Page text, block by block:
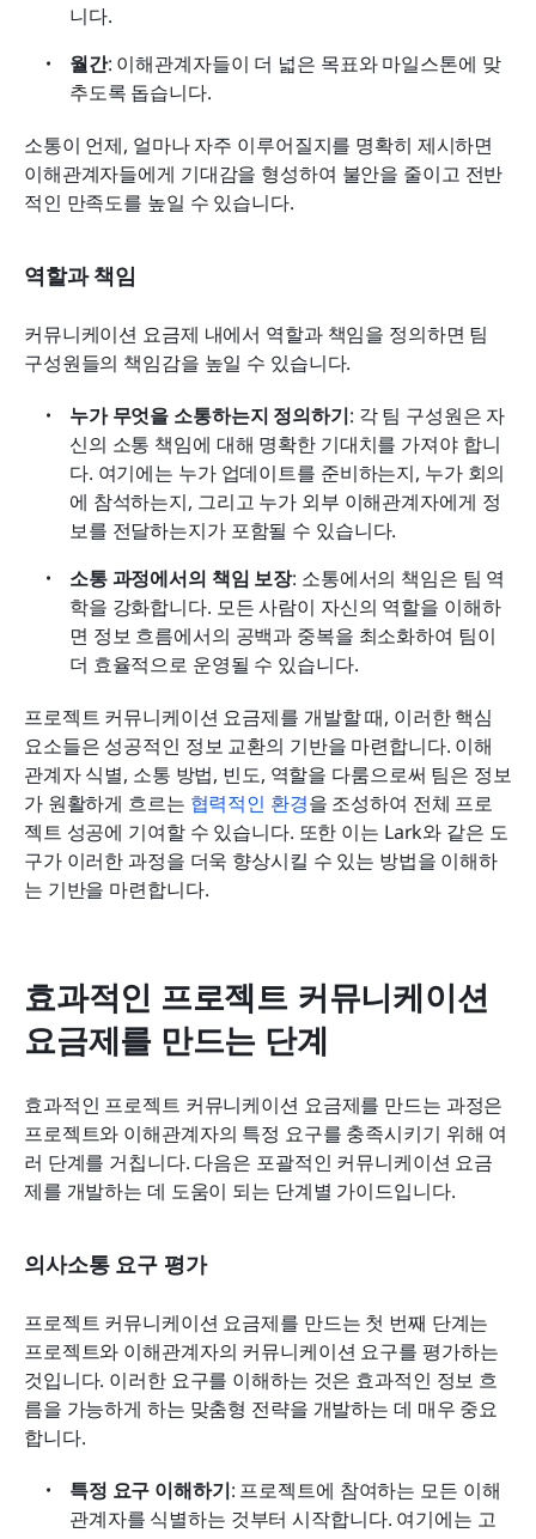
니다.
월간: 이해관계자들이 더 넓은 목표와 마일스톤에 맞
추도록 돕습니다.
소통이 언제, 얼마나 자주 이루어질지를 명확히 제시하면
이해관계자들에게 기대감을 형성하여 불안을 줄이고 전반
적인 만족도를 높일 수 있습니다.
역할과 책임
커뮤니케이션 요금제 내에서 역할과 책임을 정의하면 팀
구성원들의 책임감을 높일 수 있습니다.
누가 무엇을 소통하는지 정의하기: 각 팀 구성원은 자
신의 소통 책임에 대해 명확한 기대치를 가져야 합니
다. 여기에는 누가 업데이트를 준비하는지, 누가 회의
에 참석하는지, 그리고 누가 외부 이해관계자에게 정
보를 전달하는지가 포함될 수 있습니다.
소통 과정에서의 책임 보장: 소통에서의 책임은 팀 역
학을 강화합니다. 모든 사람이 자신의 역할을 이해하
면 정보 흐름에서의 공백과 중복을 최소화하여 팀이
더 효율적으로 운영될 수 있습니다.
프로젝트 커뮤니케이션 요금제를 개발할 때, 이러한 핵심
요소들은 성공적인 정보 교환의 기반을 마련합니다. 이해
관계자 식별, 소통 방법, 빈도, 역할을 다룸으로써 팀은 정보
가 원활하게 흐르는 협력적인 환경을 조성하여 전체 프로
젝트 성공에 기여할 수 있습니다. 또한 이는 Lark와 같은 도
구가 이러한 과정을 더욱 향상시킬 수 있는 방법을 이해하
는 기반을 마련합니다.
효과적인 프로젝트 커뮤니케이션
요금제를 만드는 단계
효과적인 프로젝트 커뮤니케이션 요금제를 만드는 과정은
프로젝트와 이해관계자의 특정 요구를 충족시키기 위해 여
러 단계를 거칩니다. 다음은 포괄적인 커뮤니케이션 요금
제를 개발하는 데 도움이 되는 단계별 가이드입니다.
의사소통 요구 평가
프로젝트 커뮤니케이션 요금제를 만드는 첫 번째 단계는
프로젝트와 이해관계자의 커뮤니케이션 요구를 평가하는
것입니다. 이러한 요구를 이해하는 것은 효과적인 정보 흐
름을 가능하게 하는 맞춤형 전략을 개발하는 데 매우 중요
합니다.
특정 요구 이해하기: 프로젝트에 참여하는 모든 이해
관계자를 식별하는 것부터 시작합니다. 여기에는 고